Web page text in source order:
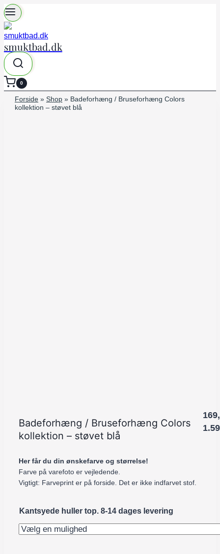
Fortsæt
til
indhold
smuktbad.dk
0
Forside » Shop » Badeforhæng / Bruseforhæng Colors
kollektion – støvet blå
Badeforhæng / Bruseforhæng Colors
kollektion – støvet blå
Her får du din ønskefarve og størrelse!
Farve på varefoto er vejledende.
Vigtigt: Farveprint er på forside. Det er ikke indfarvet stof.
Kantsyede huller top. 8-14 dages levering